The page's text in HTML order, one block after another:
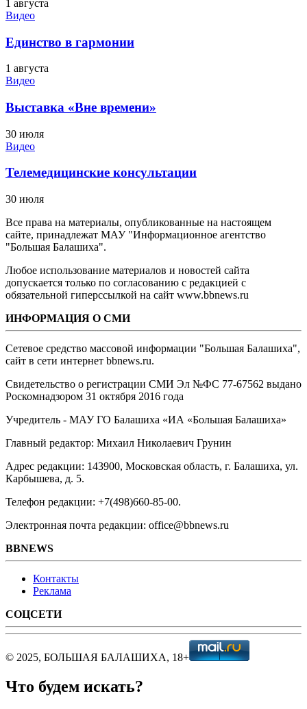
1 августа
Видео
Единство в гармонии
1 августа
Видео
Выставка «Вне времени»
30 июля
Видео
Телемедицинские консультации
30 июля
Все права на материалы, опубликованные на настоящем
сайте, принадлежат МАУ "Информационное агентство
"Большая Балашиха".
Любое использование материалов и новостей сайта
допускается только по согласованию с редакцией с
обязательной гиперссылкой на сайт www.bbnews.ru
ИНФОРМАЦИЯ О СМИ
Сетевое средство массовой информации "Большая Балашиха",
сайт в сети интернет bbnews.ru.
Свидетельство о регистрации СМИ Эл №ФС ‎77-67562 выдано
Роскомнадзором 31 октября 2016 года
Учредитель - МАУ ГО Балашиха «ИА «Большая Балашиха»
Главный редактор: Михаил Николаевич Грунин
Адрес редакции: 143900, Московская область, г. Балашиха, ул.
Карбышева, д. 5.
Телефон редакции: +7(498)660-85-00.
Электронная почта редакции: office@bbnews.ru
BBNEWS
Контакты
Реклама
СОЦСЕТИ
© 2025, БОЛЬШАЯ БАЛАШИХА, 18+
Что будем искать?